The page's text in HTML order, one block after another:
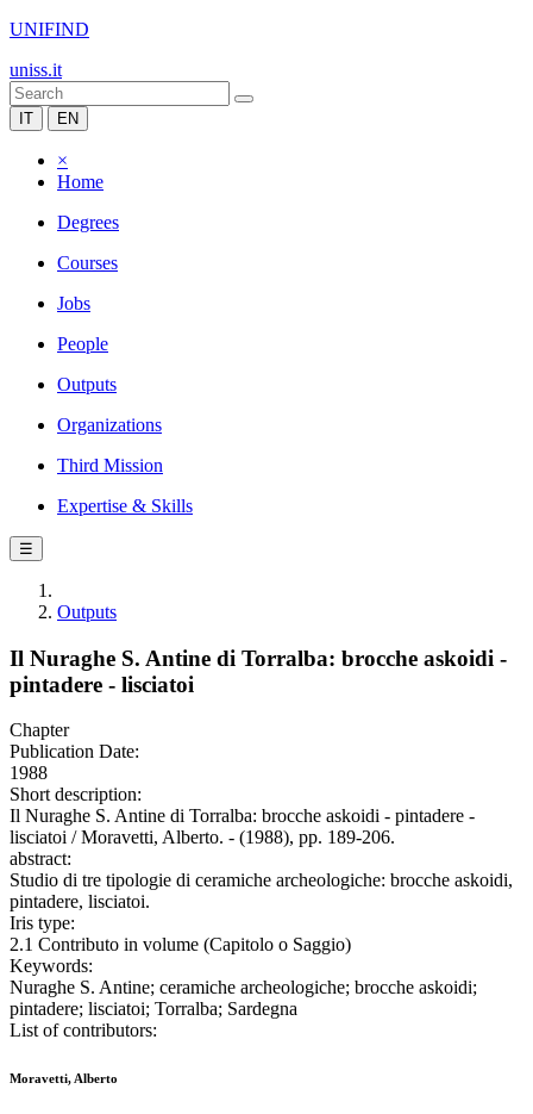
UNIFIND
uniss.it
IT EN
×
Home
Degrees
Courses
Jobs
People
Outputs
Organizations
Third Mission
Expertise & Skills
☰
Outputs
Il Nuraghe S. Antine di Torralba: brocche askoidi -
pintadere - lisciatoi
Chapter
Publication Date:
1988
Short description:
Il Nuraghe S. Antine di Torralba: brocche askoidi - pintadere -
lisciatoi / Moravetti, Alberto. - (1988), pp. 189-206.
abstract:
Studio di tre tipologie di ceramiche archeologiche: brocche askoidi,
pintadere, lisciatoi.
Iris type:
2.1 Contributo in volume (Capitolo o Saggio)
Keywords:
Nuraghe S. Antine; ceramiche archeologiche; brocche askoidi;
pintadere; lisciatoi; Torralba; Sardegna
List of contributors:
Moravetti, Alberto